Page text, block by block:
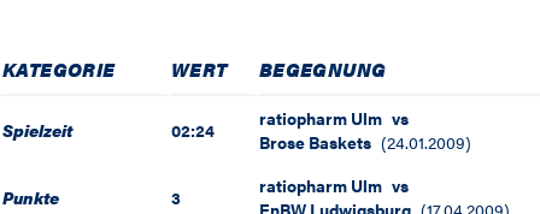
KATEGORIE WERT BEGEGNUNG
Spielzeit 02:24 ratiopharm Ulm vs
Brose Baskets (24.01.2009)
Punkte 3 ratiopharm Ulm vs